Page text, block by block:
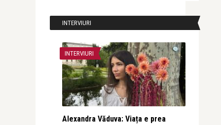
INTERVIURI
INTERVIURI
Alexandra Văduva: Viața e prea